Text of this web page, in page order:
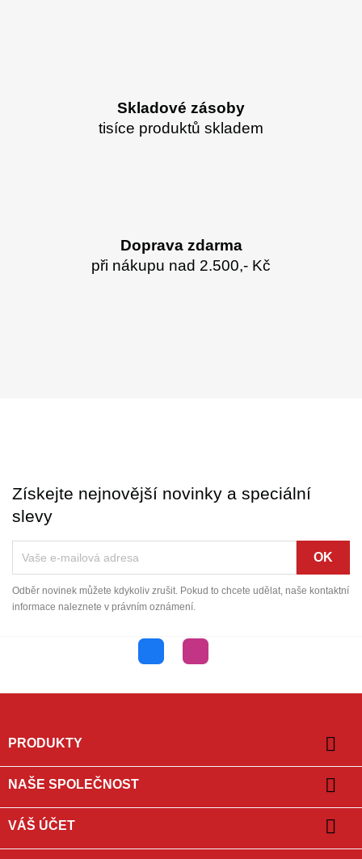
Skladové zásoby
tisíce produktů skladem
Doprava zdarma
při nákupu nad 2.500,- Kč
Získejte nejnovější novinky a speciální
slevy
Odběr novinek můžete kdykoliv zrušit. Pokud to chcete udělat, naše kontaktní
informace naleznete v právním oznámení.
Facebook
PRODUKTY 
NAŠE SPOLEČNOST 
VÁŠ ÚČET
